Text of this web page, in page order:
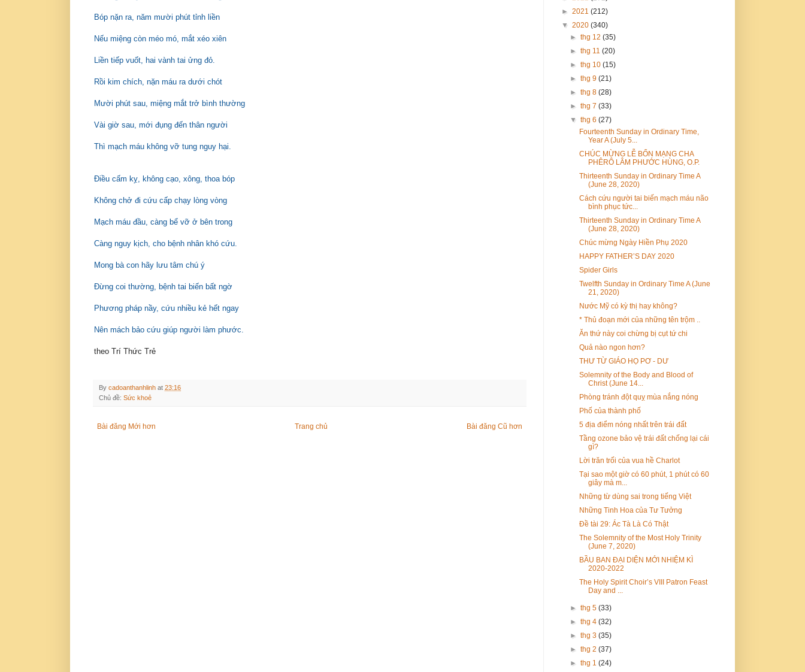
Bóp nặn ra, năm mười phút tỉnh liền
Nếu miệng còn méo mó, mắt xéo xiên
Liền tiếp vuốt, hai vành tai ửng đỏ.
Rồi kim chích, nặn máu ra dưới chót
Mười phút sau, miệng mắt trở bình thường
Vài giờ sau, mới đụng đến thân người
Thì mạch máu không vỡ tung nguy hại.
Điều cấm kỵ, không cạo, xông, thoa bóp
Không chở đi cứu cấp chạy lòng vòng
Mạch máu đầu, càng bể vỡ ở bên trong
Càng nguy kịch, cho bệnh nhân khó cứu.
Mong bà con hãy lưu tâm chú ý
Đừng coi thường, bệnh tai biến bất ngờ
Phương pháp nầy, cứu nhiều kẻ hết ngay
Nên mách bảo cứu giúp người làm phước.
theo Trí Thức Trẻ
By cadoanthanhlinh at 23:16
Chủ đề: Sức khoẻ
Bài đăng Mới hơn Bài đăng Cũ hơn
Trang chủ
► 2021 (212)
▼ 2020 (340)
►thg 12(35)
►thg 11(20)
►thg 10(15)
►thg 9(21)
►thg 8(28)
►thg 7(33)
▼thg 6(27)
Fourteenth Sunday in Ordinary Time,
Year A (July 5...
CHÚC MỪNG LỄ BỔN MẠNG CHA
PHÊRÔ LÂM PHƯỚC HÙNG, O.P.
Thirteenth Sunday in Ordinary Time A
(June 28, 2020)
Cách cứu người tai biến mạch máu não
bình phục tức...
Thirteenth Sunday in Ordinary Time A
(June 28, 2020)
Chúc mừng Ngày Hiền Phụ 2020
HAPPY FATHER’S DAY 2020
Spider Girls
Twelfth Sunday in Ordinary Time A (June
21, 2020)
Nước Mỹ có kỳ thị hay không?
* Thủ đoạn mới của những tên trộm ..
Ăn thứ này coi chừng bị cụt tứ chi
Quả nào ngon hơn?
THƯ TỪ GIÁO HỌ PƠ - DƯ
Solemnity of the Body and Blood of
Christ (June 14...
Phòng tránh đột quỵ mùa nắng nóng
Phố của thành phố
5 địa điểm nóng nhất trên trái đất
Tầng ozone bảo vệ trái đất chống lại cái
gì?
Lời trăn trối của vua hề Charlot
Tại sao một giờ có 60 phút, 1 phút có 60
giây mà m...
Những từ dùng sai trong tiếng Việt
Những Tinh Hoa của Tư Tưởng
Đề tài 29: Ác Tà Là Có Thật
The Solemnity of the Most Holy Trinity
(June 7, 2020)
BẦU BAN ĐẠI DIỆN MỚI NHIỆM KÌ
2020-2022
The Holy Spirit Choir’s VIII Patron Feast
Day and ...
►thg 5(33)
►thg 4(32)
►thg 3(35)
►thg 2(37)
►thg 1(24)